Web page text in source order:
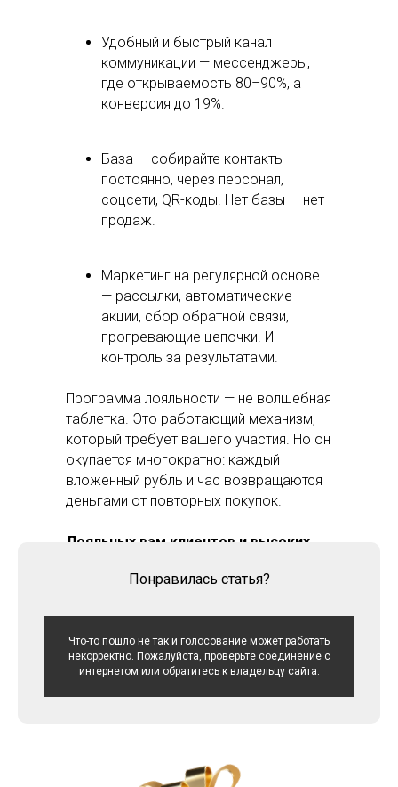
Удобный и быстрый канал
коммуникации — мессенджеры,
где открываемость 80–90%, а
конверсия до 19%.
База — собирайте контакты
постоянно, через персонал,
соцсети, QR-коды. Нет базы — нет
продаж.
Маркетинг на регулярной основе
— рассылки, автоматические
акции, сбор обратной связи,
прогревающие цепочки. И
контроль за результатами.
Программа лояльности — не волшебная
таблетка. Это работающий механизм,
который требует вашего участия. Но он
окупается многократно: каждый
вложенный рубль и час возвращаются
деньгами от повторных покупок.
Лояльных вам клиентов и высоких
Понравилась статья?
Что-то пошло не так и голосование может работать
некорректно. Пожалуйста, проверьте соединение с
интернетом или обратитесь к владельцу сайта.